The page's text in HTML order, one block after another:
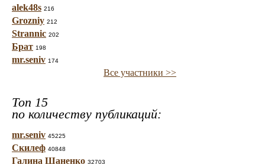
alek48s 216
Grozniy 212
Strannic 202
Брат 198
mr.seniv 174
Все участники >>
Топ 15
по количеству публикаций:
mr.seniv 45225
Скилеф 40848
Галина Шаненко 32703